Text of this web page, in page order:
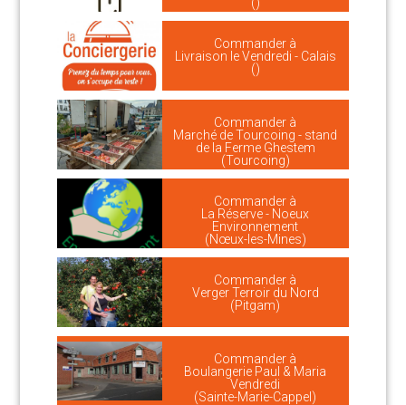
Commander à
Livraison le Vendredi - Calais
()
Commander à
Marché de Tourcoing - stand
de la Ferme Ghestem
(Tourcoing)
Commander à
La Réserve - Noeux
Environnement
(Nœux-les-Mines)
Commander à
Verger Terroir du Nord
(Pitgam)
Commander à
Boulangerie Paul & Maria
Vendredi
(Sainte-Marie-Cappel)